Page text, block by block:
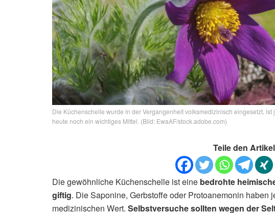
Die Küchenschelle wurde in der Vergangenheit volksmedizinisch eingesetzt,
heute noch ein wichtiges Mittel. (Bild: EwaAF/stock.adobe.com)
Teile den Artikel
Die gewöhnliche Küchenschelle ist eine bedrohte
giftig. Die Saponine, Gerbstoffe oder Protoanemonin haben
medizinischen Wert. Selbstversuche sollten wegen der